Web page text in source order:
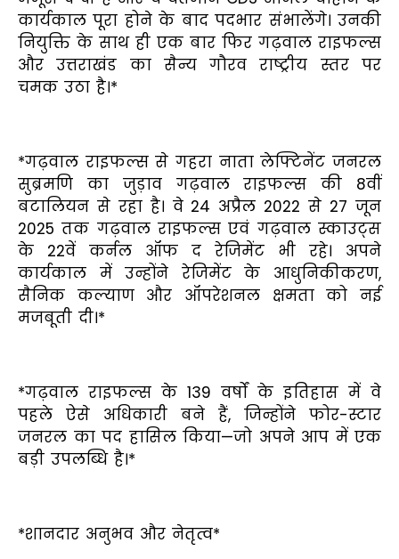
कार्यकाल पूरा होने के बाद पदभार संभालेंगे। उनकी
नियुक्ति के साथ ही एक बार फिर गढ़वाल राइफल्स
और उत्तराखंड का सैन्य गौरव राष्ट्रीय स्तर पर
चमक उठा है।*
*गढ़वाल राइफल्स से गहरा नाता लेफ्टिनेंट जनरल
सुब्रमणि का जुड़ाव गढ़वाल राइफल्स की 8वीं
बटालियन से रहा है। वे 24 अप्रैल 2022 से 27 जून
2025 तक गढ़वाल राइफल्स एवं गढ़वाल स्काउट्स
के 22वें कर्नल ऑफ द रेजिमेंट भी रहे। अपने
कार्यकाल में उन्होंने रेजिमेंट के आधुनिकीकरण,
सैनिक कल्याण और ऑपरेशनल क्षमता को नई
मजबूती दी।*
*गढ़वाल राइफल्स के 139 वर्षों के इतिहास में वे
पहले ऐसे अधिकारी बने हैं, जिन्होंने फोर-स्टार
जनरल का पद हासिल किया—जो अपने आप में एक
बड़ी उपलब्धि है।*
*शानदार अनुभव और नेतृत्व*